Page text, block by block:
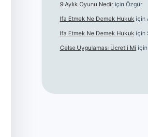
9 Aylık Oyunu Nediriçin Özgür
Ifa Etmek Ne Demek Hukuk için
Ifa Etmek Ne Demek Hukuk için
Celse Uygulaması Ücretli Mi için